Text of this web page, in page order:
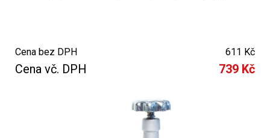
Cena bez DPH 611 Kč
Cena vč. DPH 739 Kč